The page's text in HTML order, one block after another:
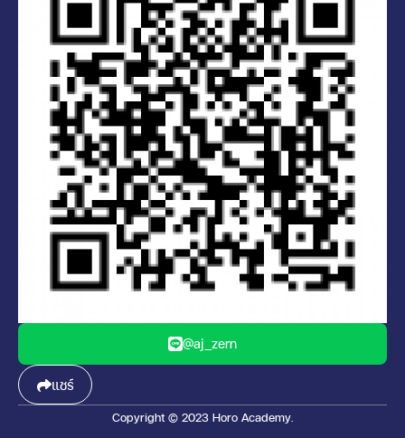
@aj_zern
แชร์
Copyright © 2023 Horo Academy.